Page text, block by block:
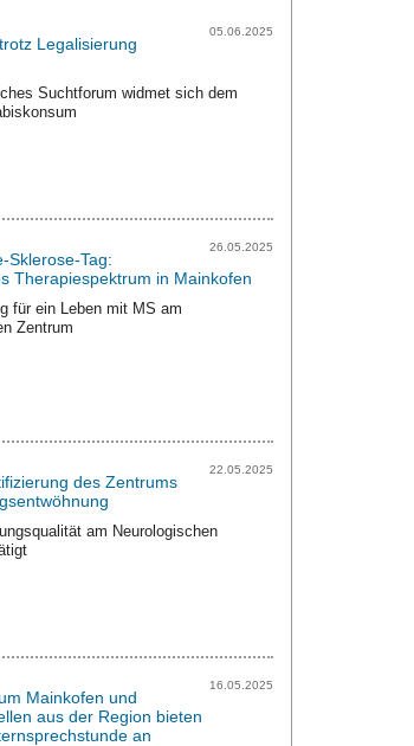
05.06.2025
Legalisierung
Suchtforum widmet sich dem
26.05.2025
Sklerose-Tag:
Therapiespektrum in Mainkofen
für ein Leben mit MS am
Zentrum
22.05.2025
des Zentrums
am Neurologischen
16.05.2025
Mainkofen und
aus der Region bieten
an